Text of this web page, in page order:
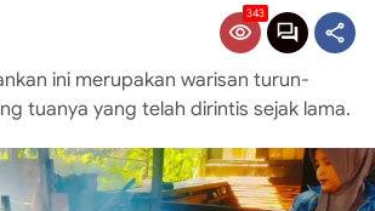
343
ini merupakan warisan turun-
tuanya yang telah dirintis sejak lama.